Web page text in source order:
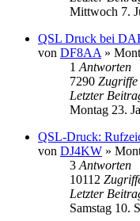
Mittwoch 7.
QSL Druck bei
von DF8AA »
1 Antworten
7290 Zugriffe
Letzter
Montag 23.
QSL-Druck:
von DJ4KW »
3 Antworten
10112
Letzter
Samstag 10.